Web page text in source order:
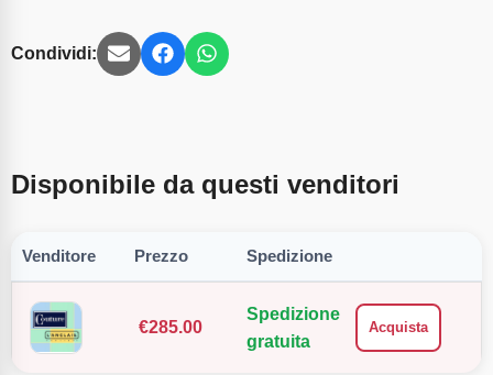
Condividi:
Disponibile da questi venditori
Venditore Prezzo Spedizione
€285.00
Spedizione
gratuita
Acquista